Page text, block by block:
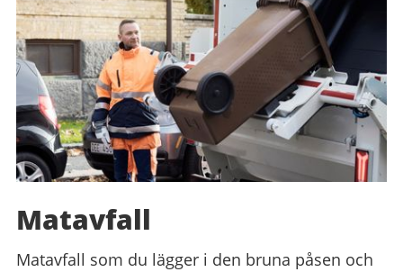
Matavfall
Matavfall som du lägger i den bruna påsen och